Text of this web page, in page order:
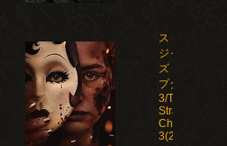
ストレン
ジャー
ズ：チャ
プター
3/The
Strangers:
Chapter
3(2026)